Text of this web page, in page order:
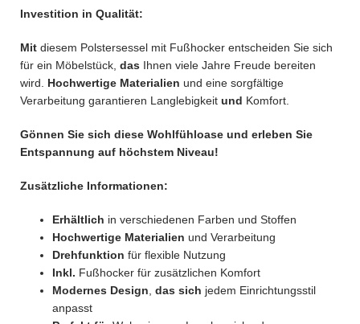
Investition in Qualität:
Mit diesem Polstersessel mit Fußhocker entscheiden Sie sich
für ein Möbelstück, das Ihnen viele Jahre Freude bereiten
wird. Hochwertige Materialien und eine sorgfältige
Verarbeitung garantieren Langlebigkeit und Komfort.
Gönnen Sie sich diese Wohlfühloase und erleben Sie
Entspannung auf höchstem Niveau!
Zusätzliche Informationen:
Erhältlich in verschiedenen Farben und Stoffen
Hochwertige Materialien und Verarbeitung
Drehfunktion für flexible Nutzung
Inkl. Fußhocker für zusätzlichen Komfort
Modernes Design das sich jedem Einrichtungsstil
anpasst